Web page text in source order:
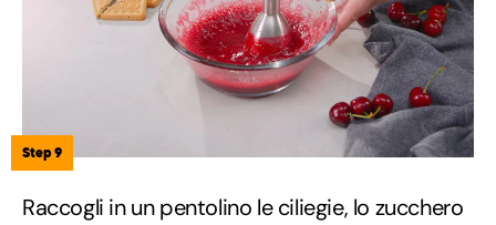
Step 9
Raccogli in un pentolino le ciliegie, lo zucchero